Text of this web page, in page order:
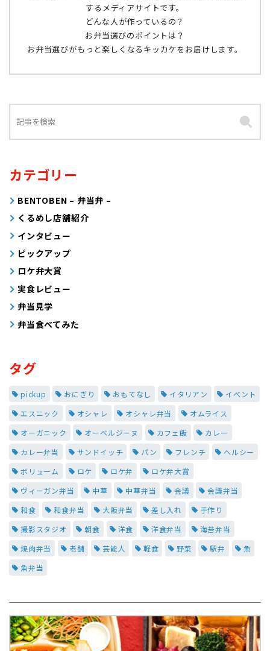
するメディアサイトです。
どんな人が作っているの？
お弁当選びのポイントは？
お弁当選びがもっと楽しくなるキッカケをお届けします。
カテゴリー
BENTOBEN – 弁当弁 –
くるめし店舗紹介
インタビュー
ピックアップ
ロケ弁大賞
実食レビュー
弁当見学
弁当食べてみた
タグ
pickup おにぎり おもてなし イタリアン
イベント
エスニック
オシャレ オシャレ弁当
オムライス
オーガニック
オーベルジーヌ カフェ飯
カレー
カレー弁当
サンドイッチ パン フレンチ
ヘルシー
ボリューム
ロケ ロケ弁
ロケ弁大賞
ヴィーガン弁当
中華 中華弁当 会議
会議弁当
和食
和食弁当 大阪弁当 差し入れ
手作り
撮影スタジオ
朝食 洋食 洋食弁当
海苔弁当
焼肉弁当
老舗 芸能人 軽食 野菜 駅弁
魚
魚弁当